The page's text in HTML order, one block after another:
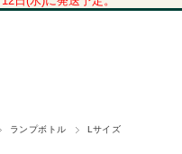
ランプボトル Lサイズ